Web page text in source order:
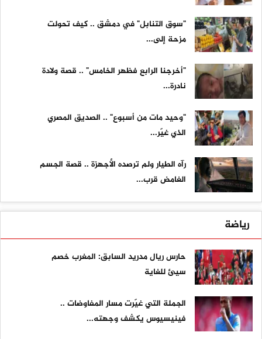
"سوق التنابل" في دمشق .. كيف تحولت
مزحة إلى...
"أخرجنا الرابع فظهر الخامس" .. قصة ولادة
نادرة...
"وحيد مات من أسبوع" .. الصديق المصري
الذي غيّر...
رآه الطيار ولم ترصده الأجهزة .. قصة الجسم
الغامض قرب...
رياضة
حارس ريال مدريد السابق: المغرب خصم
سيئ للغاية
الجملة التي غيّرت مسار المفاوضات ..
فينيسيوس يكشف وجهته...